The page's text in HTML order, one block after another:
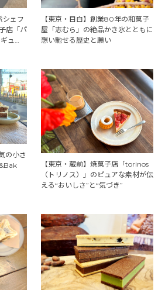
シェフ
店「パ
ュ
【東京・目白】創業80年の和菓子
屋「志むら」の絶品かき氷とともに
想い馳せる歴史と願い
の小さ
【東京・蔵前】焼菓子店「torinos
（トリノス）」のピュアな素材が伝
える“おいしさ”と“気づき”